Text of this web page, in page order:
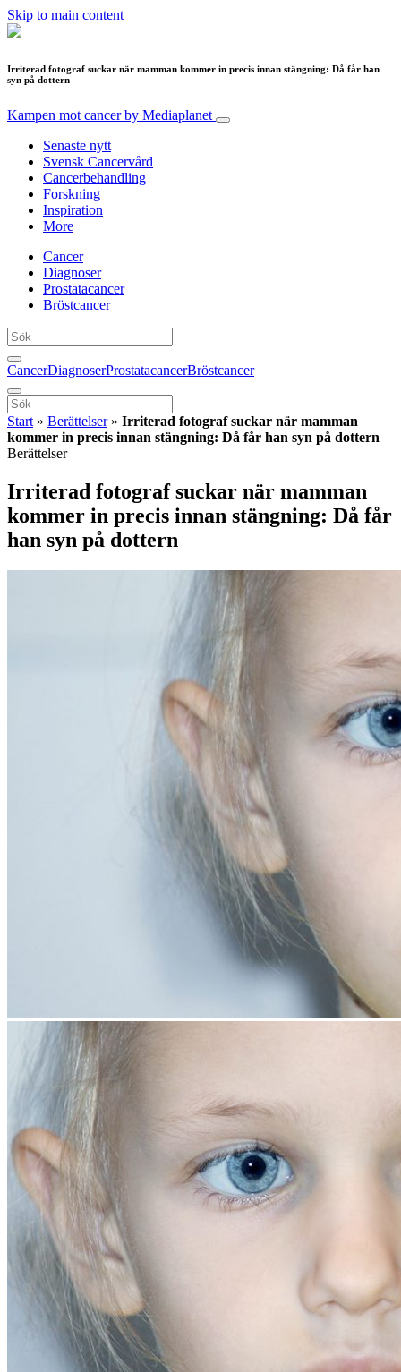
Skip to main content
Irriterad fotograf suckar när mamman kommer in precis innan stängning: Då får han
syn på dottern
Kampen mot cancerby Mediaplanet
Senaste nytt
Svensk Cancervård
Cancerbehandling
Forskning
Inspiration
More
Cancer
Diagnoser
Prostatacancer
Bröstcancer
CancerDiagnoserProstatacancerBröstcancer
Start » Berättelser» Irriterad fotograf suckar när mamman
kommer in precis innan stängning: Då får han syn på dottern
Berättelser
Irriterad fotograf suckar när mamman
kommer in precis innan stängning: Då får
han syn på dottern